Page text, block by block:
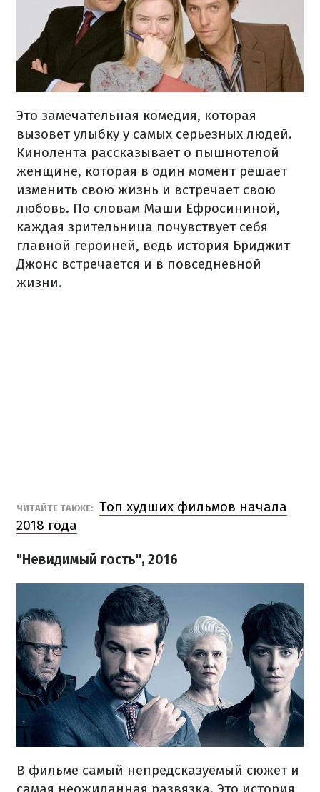
Это замечательная комедия, которая
вызовет улыбку у самых серьезных людей.
Кинолента рассказывает о пышнотелой
женщине, которая в один момент решает
изменить свою жизнь и встречает свою
любовь. По словам Маши Ефросининой,
каждая зрительница почувствует себя
главной героиней, ведь история Бриджит
Джонс встречается и в повседневной
жизни.
ЧИТАЙТЕ ТАКЖЕ: Топ худших фильмов начала
2018 года
"Невидимый гость", 2016
В фильме самый непредсказуемый сюжет и
самая неожиданная развязка. Это история